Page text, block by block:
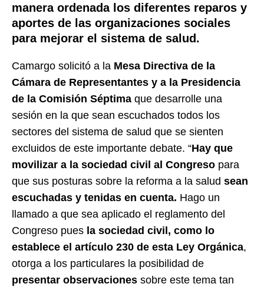
manera ordenada los diferentes reparos y
aportes de las organizaciones sociales
para mejorar el sistema de salud.
Camargo solicitó a la Mesa Directiva de la
Cámara de Representantes y a la Presidencia
de la Comisión Séptima que desarrolle una
sesión en la que sean escuchados todos los
sectores del sistema de salud que se sienten
excluidos de este importante debate. “Hay que
movilizar a la sociedad civil al Congreso para
que sus posturas sobre la reforma a la salud sean
escuchadas y tenidas en cuenta. Hago un
llamado a que sea aplicado el reglamento del
Congreso pues la sociedad civil, como lo
establece el artículo 230 de esta Ley Orgánica,
otorga a los particulares la posibilidad de
presentar observaciones sobre este tema tan